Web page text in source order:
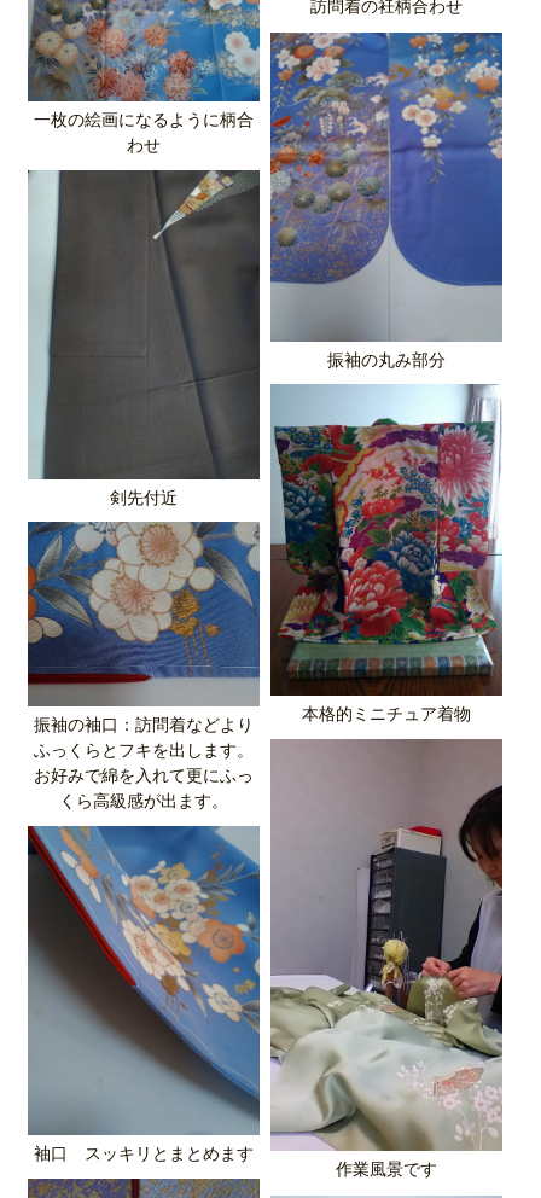
訪問着の衽柄合わせ
一枚の絵画になるように柄合
わせ
振袖の丸み部分
剣先付近
本格的ミニチュア着物
振袖の袖口：訪問着などより
ふっくらとフキを出します。
お好みで綿を入れて更にふっ
くら高級感が出ます。
作業風景です
袖口 スッキリとまとめます